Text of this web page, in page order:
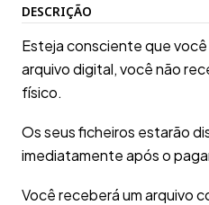
DESCRIÇÃO
Esteja consciente que
arquivo digital, você não
físico.
Os seus ficheiros estarão
imediatamente após o
Você receberá um arquivo